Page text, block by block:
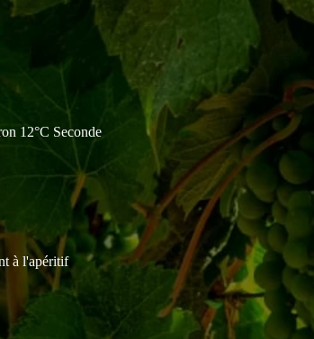
12°C Seconde
à l'apéritif